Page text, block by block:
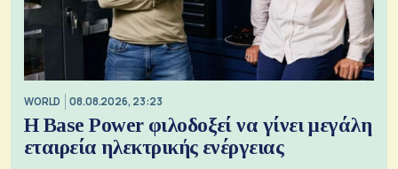
WORLD 08.08.2026, 23:23
Η Base Power φιλοδοξεί να γίνει μεγάλη
εταιρεία ηλεκτρικής ενέργειας